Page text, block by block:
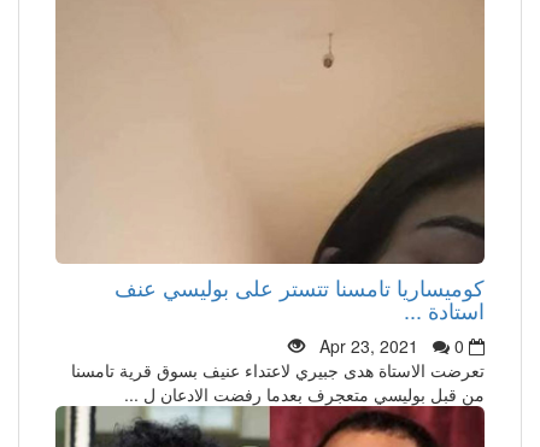
كوميساريا تامسنا تتستر على بوليسي عنف
استادة ...
Apr 23, 2021
0
تعرضت الاستاة هدى جبيري لاعتداء عنيف بسوق قرية تامسنا
من قبل بوليسي متعجرف بعدما رفضت الادعان ل ...